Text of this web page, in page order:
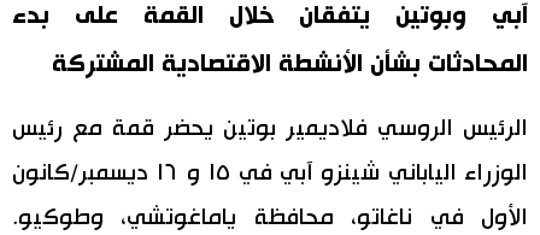
آبي وبوتين يتفقان خلال القمة على بدء
المحادثات بشأن الأنشطة الاقتصادية المشتركة
الرئيس الروسي فلاديمير بوتين يحضر قمة مع رئيس
الوزراء الياباني شينزو آبي في ١٥ و ١٦ ديسمبر/كانون
الأول في ناغاتو، محافظة ياماغوتشي، وطوكيو.